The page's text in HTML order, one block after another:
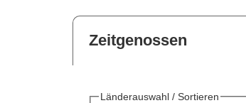
Zeitgenossen
Länderauswahl / Sortieren